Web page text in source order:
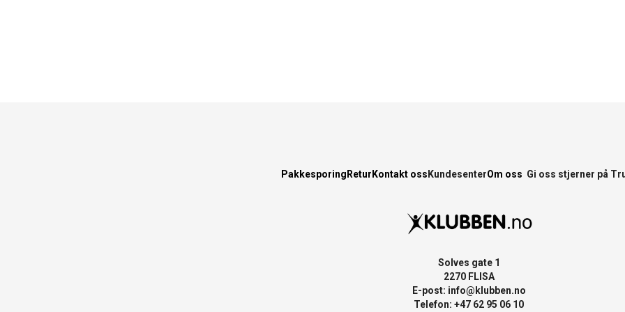
Pakkesporing Retur Kontakt oss KundesenterOm oss Gi oss stjerner på
Solves gate 1
2270 FLISA
E-post: info@klubben.no
Telefon: +47 62 95 06 10